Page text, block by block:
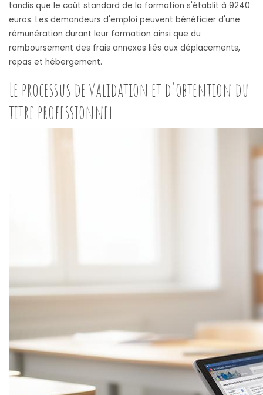
tandis que le coût standard de la formation s'établit à 9240
euros. Les demandeurs d'emploi peuvent bénéficier d'une
rémunération durant leur formation ainsi que du
remboursement des frais annexes liés aux déplacements,
repas et hébergement.
Le processus de validation et d'obtention du
titre professionnel